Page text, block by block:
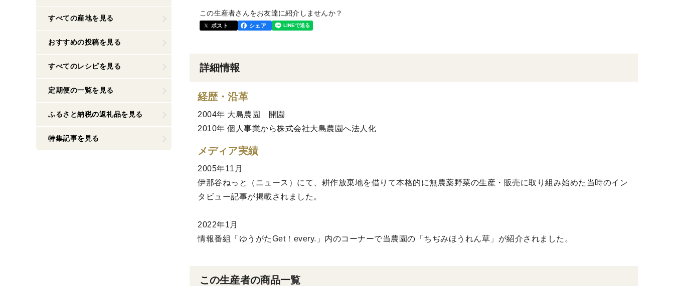
この生産者さんをお友達に紹介しませんか？
ポスト シェア
詳細情報
経歴・沿革
2004年 大島農園 開園
2010年 個人事業から株式会社大島農園へ法人化
メディア実績
2005年11月
伊那谷ねっと（ニュース）にて、耕作放棄地を借りて本格的に無農薬野菜の生産・販売に取り組み始めた当時のイン
タビュー記事が掲載されました。
2022年1月
情報番組「ゆうがたGet！every.」内のコーナーで当農園の「ちぢみほうれん草」が紹介されました。
この生産者の商品一覧
すべての産地を見る
おすすめの投稿を見る
すべてのレシピを見る
定期便の一覧を見る
ふるさと納税の返礼品を見る
特集記事を見る